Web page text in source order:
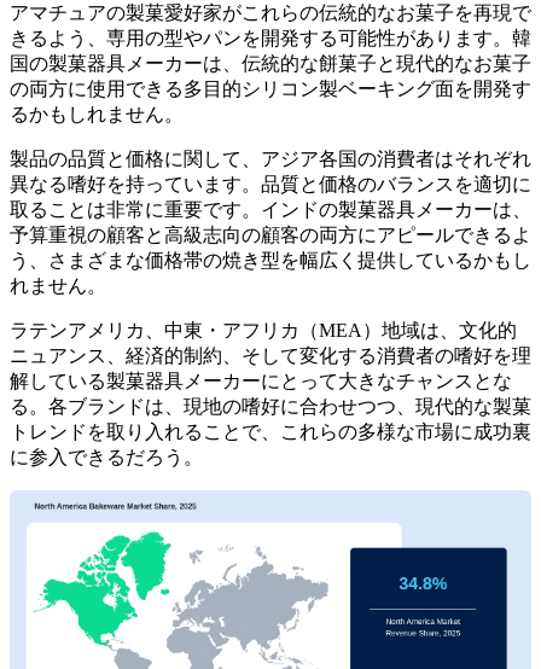
アマチュアの製菓愛好家がこれらの伝統的なお菓子を再現で
きるよう、専用の型やパンを開発する可能性があります。韓
国の製菓器具メーカーは、伝統的な餅菓子と現代的なお菓子
の両方に使用できる多目的シリコン製ベーキング面を開発す
るかもしれません。
製品の品質と価格に関して、アジア各国の消費者はそれぞれ
異なる嗜好を持っています。品質と価格のバランスを適切に
取ることは非常に重要です。インドの製菓器具メーカーは、
予算重視の顧客と高級志向の顧客の両方にアピールできるよ
う、さまざまな価格帯の焼き型を幅広く提供しているかもし
れません。
ラテンアメリカ、中東・アフリカ（MEA）地域は、文化的
ニュアンス、経済的制約、そして変化する消費者の嗜好を理
解している製菓器具メーカーにとって大きなチャンスとな
る。各ブランドは、現地の嗜好に合わせつつ、現代的な製菓
トレンドを取り入れることで、これらの多様な市場に成功裏
に参入できるだろう。